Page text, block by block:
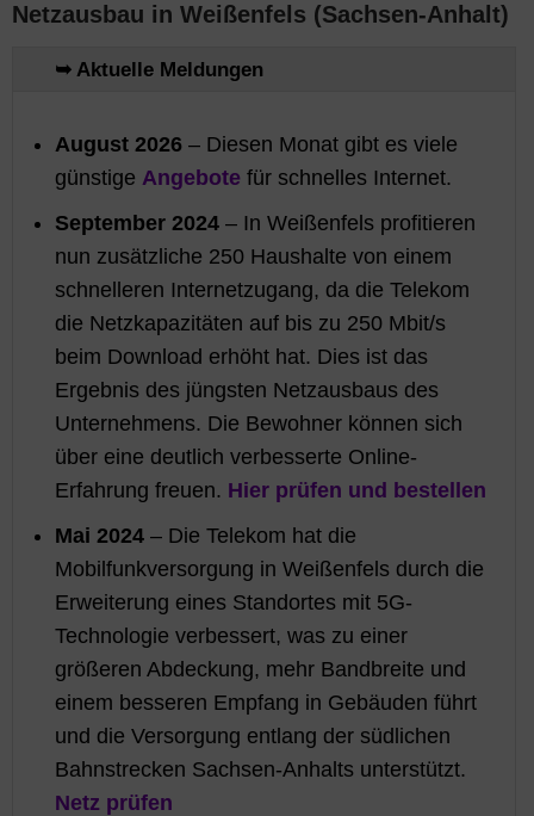
Netzausbau in Weißenfels (Sachsen-Anhalt)
➥ Aktuelle Meldungen
August 2026 – Diesen Monat gibt es viele
günstige Angebote für schnelles Internet.
September 2024 – In Weißenfels profitieren
nun zusätzliche 250 Haushalte von einem
schnelleren Internetzugang, da die Telekom
die Netzkapazitäten auf bis zu 250 Mbit/s
beim Download erhöht hat. Dies ist das
Ergebnis des jüngsten Netzausbaus des
Unternehmens. Die Bewohner können sich
über eine deutlich verbesserte Online-
Erfahrung freuen. Hier prüfen und bestellen
Mai 2024 – Die Telekom hat die
Mobilfunkversorgung in Weißenfels durch die
Erweiterung eines Standortes mit 5G-
Technologie verbessert, was zu einer
größeren Abdeckung, mehr Bandbreite und
einem besseren Empfang in Gebäuden führt
und die Versorgung entlang der südlichen
Bahnstrecken Sachsen-Anhalts unterstützt.
Netz prüfen